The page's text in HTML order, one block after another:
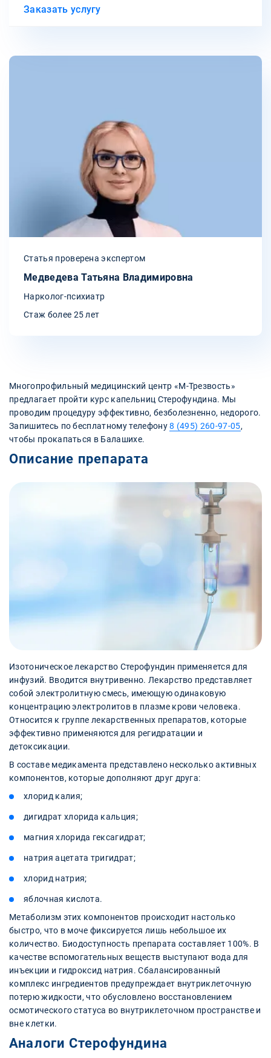
Заказать услугу
Статья проверена экспертом
Медведева Татьяна Владимировна
Нарколог-психиатр
Стаж более 25 лет
Многопрофильный медицинский центр «‎М-Трезвость»
предлагает пройти курс капельниц Стерофундина. Мы
проводим процедуру эффективно, безболезненно, недорого.
Запишитесь по бесплатному телефону8 (495) 260-97-05,
чтобы прокапаться в Балашихе.
Описание препарата
Изотоническое лекарство Стерофундин применяется для
инфузий. Вводится внутривенно. Лекарство представляет
собой электролитную смесь, имеющую одинаковую
концентрацию электролитов в плазме крови человека.
Относится к группе лекарственных препаратов, которые
эффективно применяются для регидратации и
детоксикации.
В составе медикамента представлено несколько активных
компонентов, которые дополняют друг друга:
хлорид калия;
дигидрат хлорида кальция;
магния хлорида гексагидрат;
натрия ацетата тригидрат;
хлорид натрия;
яблочная кислота.
Метаболизм этих компонентов происходит настолько
быстро, что в моче фиксируется лишь небольшое их
количество. Биодоступность препарата составляет 100%. В
качестве вспомогательных веществ выступают вода для
инъекции и гидроксид натрия. Сбалансированный
комплекс ингредиентов предупреждает внутриклеточную
потерю жидкости, что обусловлено восстановлением
осмотического статуса во внутриклеточном пространстве и
вне клетки.
Аналоги Стерофундина